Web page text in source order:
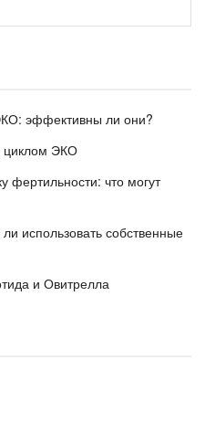
эффективны ли они?
циклом ЭКО
фертильности: что могут
использовать собственные
и Овитрелла